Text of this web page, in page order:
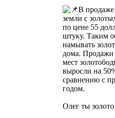
В продаже
земли с
по цене 55
штуку. Таким
намывать
дома. Продажи
мест
выросли на
сравнению с
годом.
Олег ты